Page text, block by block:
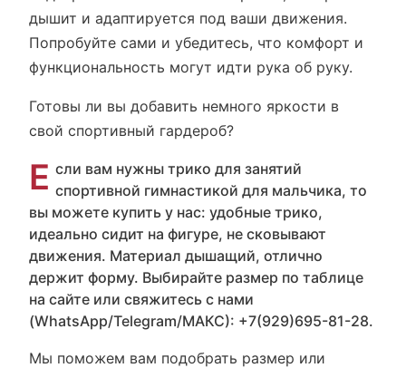
дышит и адаптируется под ваши движения.
Попробуйте сами и убедитесь, что комфорт и
функциональность могут идти рука об руку.
Готовы ли вы добавить немного яркости в
свой спортивный гардероб?
Е сли вам нужны трико для занятий
спортивной гимнастикой для мальчика, то
вы можете купить у нас: удобные трико,
идеально сидит на фигуре, не сковывают
движения. Материал дышащий, отлично
держит форму. Выбирайте размер по таблице
на сайте или свяжитесь с нами
(WhatsApp/Telegram/МАКС): +7(929)695-81-28.
Мы поможем вам подобрать размер или